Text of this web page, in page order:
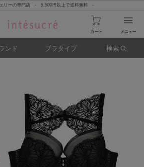
ェリーの専門店 - 5,500円以上で送料無料 -
ンド ブラタイプ 検索